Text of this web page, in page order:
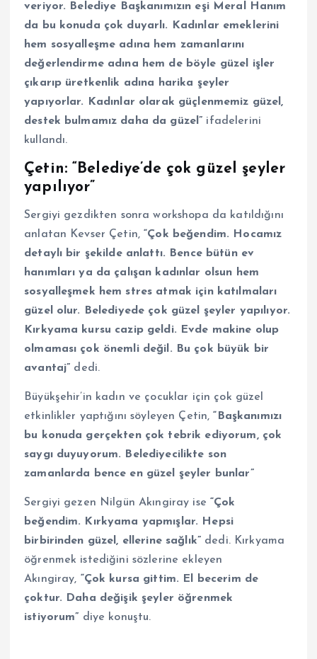
veriyor. Belediye Başkanımızın eşi Meral Hanım
da bu konuda çok duyarlı. Kadınlar emeklerini
hem sosyalleşme adına hem zamanlarını
değerlendirme adına hem de böyle güzel işler
çıkarıp üretkenlik adına harika şeyler
yapıyorlar. Kadınlar olarak güçlenmemiz güzel,
destek bulmamız daha da güzel” ifadelerini
kullandı.
Çetin: “Belediye’de çok güzel şeyler
yapılıyor”
Sergiyi gezdikten sonra workshopa da katıldığını
anlatan Kevser Çetin,“Çok beğendim. Hocamız
detaylı bir şekilde anlattı. Bence bütün ev
hanımları ya da çalışan kadınlar olsun hem
sosyalleşmek hem stres atmak için katılmaları
güzel olur. Belediyede çok güzel şeyler yapılıyor.
Kırkyama kursu cazip geldi. Evde makine olup
olmaması çok önemli değil. Bu çok büyük bir
avantaj” dedi.
Büyükşehir’in kadın ve çocuklar için çok güzel
etkinlikler yaptığını söyleyen Çetin, “Başkanımızı
bu konuda gerçekten çok tebrik ediyorum, çok
saygı duyuyorum. Belediyecilikte son
zamanlarda bence en güzel şeyler bunlar”
Sergiyi gezen Nilgün Akıngiray ise “Çok
beğendim. Kırkyama yapmışlar. Hepsi
birbirinden güzel, ellerine sağlık” dedi. Kırkyama
öğrenmek istediğini sözlerine ekleyen
Akıngiray, “Çok kursa gittim. El becerim de
çoktur. Daha değişik şeyler öğrenmek
istiyorum” diye konuştu.